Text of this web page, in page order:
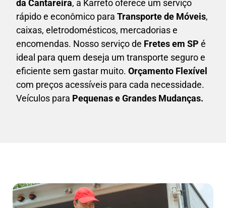
da Cantareira, a Karreto oferece um serviço
rápido e econômico para Transporte de Móveis,
caixas, eletrodomésticos, mercadorias e
encomendas. Nosso serviço de Fretes em SP é
ideal para quem deseja um transporte seguro e
eficiente sem gastar muito. Orçamento Flexível
com preços acessíveis para cada necessidade.
Veículos para Pequenas e Grandes Mudanças.